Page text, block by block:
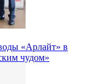
«Арлайт» в
чудом»